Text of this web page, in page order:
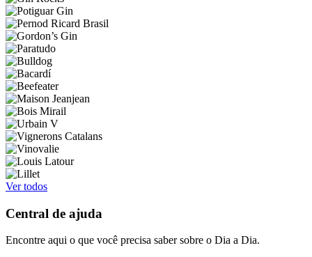
Ver todos
Central de ajuda
Encontre aqui o que você precisa saber sobre o Dia a Dia.